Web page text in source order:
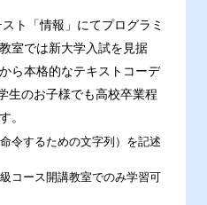
ト「情報」にてプログラミ
室では新大学入試を見据
ら本格的なテキストコーデ
生のお子様でも高校卒業程
。
令するための文字列）を記述
コース開講教室でのみ学習可